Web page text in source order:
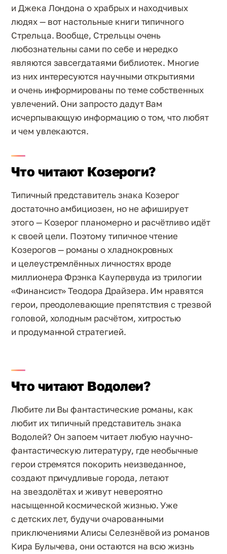
и Джека Лондона о храбрых и находчивых
людях — вот настольные книги типичного
Стрельца. Вообще, Стрельцы очень
любознательны сами по себе и нередко
являются завсегдатаями библиотек. Многие
из них интересуются научными открытиями
и очень информированы по теме собственных
увлечений. Они запросто дадут Вам
исчерпывающую информацию о том, что любят
и чем увлекаются.
Что читают Козероги?
Типичный представитель знака Козерог
достаточно амбициозен, но не афиширует
этого — Козерог планомерно и расчётливо идёт
к своей цели. Поэтому типичное чтение
Козерогов — романы о хладнокровных
и целеустремлённых личностях вроде
миллионера Фрэнка Каупервуда из трилогии
«Финансист» Теодора Драйзера. Им нравятся
герои, преодолевающие препятствия с трезвой
головой, холодным расчётом, хитростью
и продуманной стратегией.
Что читают Водолеи?
Любите ли Вы фантастические романы, как
любит их типичный представитель знака
Водолей? Он запоем читает любую научно-
фантастическую литературу, где необычные
герои стремятся покорить неизведанное,
создают причудливые города, летают
на звездолётах и живут невероятно
насыщенной космической жизнью. Уже
с детских лет, будучи очарованными
приключениями Алисы Селезнёвой из романов
Кира Булычева, они остаются на всю жизнь